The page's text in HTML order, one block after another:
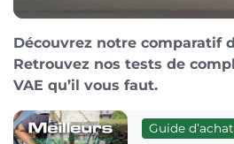
Découvrez notre comparatif
Retrouvez nos tests de
VAE qu’il vous faut.
Guide d’achat